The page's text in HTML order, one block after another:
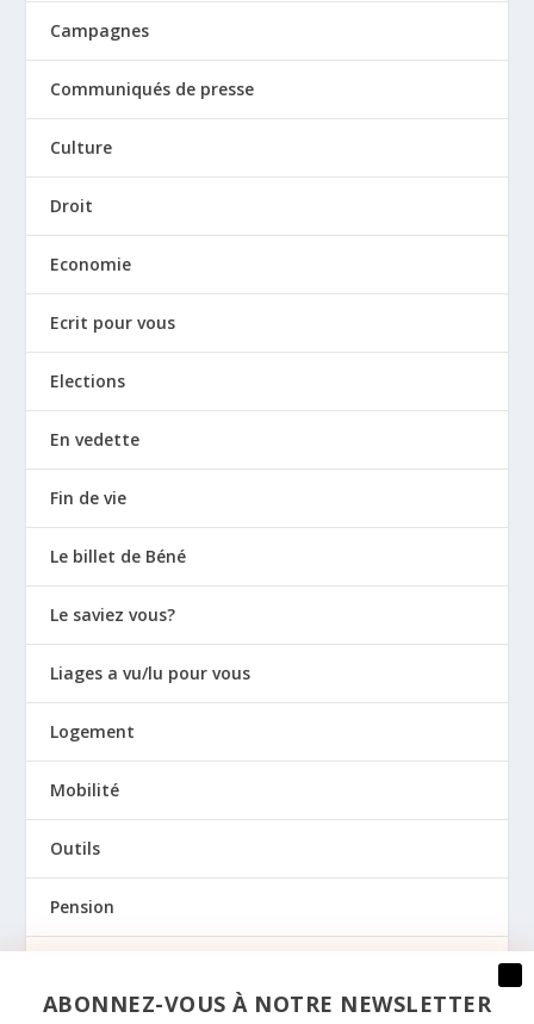
ABONNEZ-VOUS À NOTRE NEWSLETTER
Campagnes
Communiqués de presse
Culture
Droit
Economie
Ecrit pour vous
Elections
En vedette
Fin de vie
Le billet de Béné
Le saviez vous?
Liages a vu/lu pour vous
Logement
Mobilité
Outils
Pension